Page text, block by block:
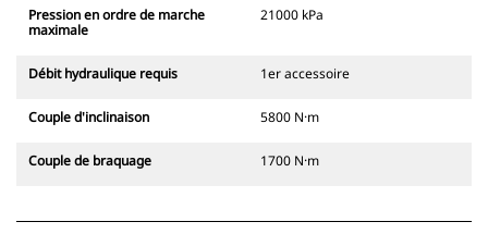
Pression en ordre de marche
maximale
21000 kPa
Débit hydraulique requis 1er accessoire
Couple d'inclinaison 5800 N·m
Couple de braquage 1700 N·m